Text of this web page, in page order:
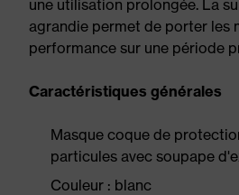
une utilisation prolongée. La
agrandie permet de porter les
performance sur une période
Caractéristiques générales
Masque coque de
particules avec soupape
Couleur : blanc